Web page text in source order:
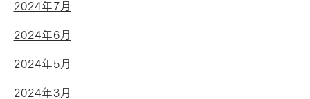
2024年7月
2024年6月
2024年5月
2024年3月